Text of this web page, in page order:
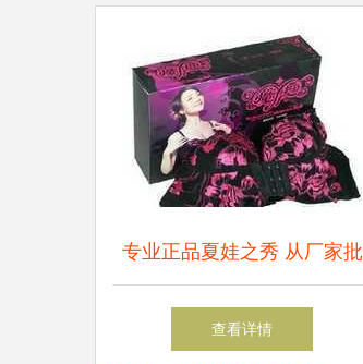
专业正品夏娃之秀 从厂家批
发到二手设备转让的全产业链
查看详情